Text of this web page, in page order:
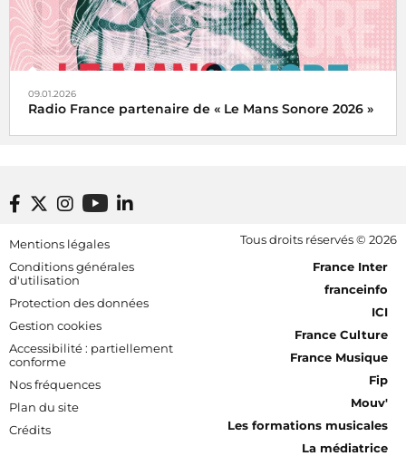
09.01.2026
Radio France partenaire de « Le Mans Sonore 2026 »
Le Mans Sonore et Radio France à l'unisson de l'innovation
audio du 17 au 25 janvier 2026
Footer bottom
Mentions légales
Conditions générales
d'utilisation
Protection des données
Gestion cookies
Accessibilité : partiellement
conforme
Nos fréquences
Plan du site
Crédits
Tous droits réservés © 2026
[RDF] Pied de page - Mobile
France Inter
franceinfo
ICI
France Culture
France Musique
Fip
Mouv'
Les formations musicales
La médiatrice